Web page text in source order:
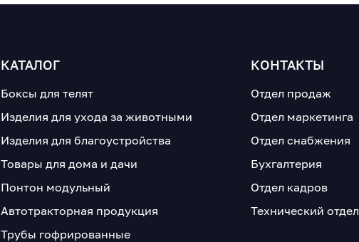
КАТАЛОГ
Боксы для телят
Изделия для ухода за животными
Изделия для благоустройства
Товары для дома и дачи
Понтон модульный
Автотракторная продукция
Трубы гофрированные
КОНТАКТЫ
Отдел продаж
Отдел маркетинга
Отдел снабжения
Бухгалтерия
Отдел кадров
Технический отдел